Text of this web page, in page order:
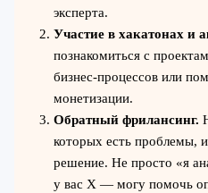
эксперта.
Участие в хакатонах и
познакомиться с
бизнес-процессов или
монетизации.
Обратный фрилансинг.
которых есть проблемы,
решение. Не просто «я
у вас X — могу помочь